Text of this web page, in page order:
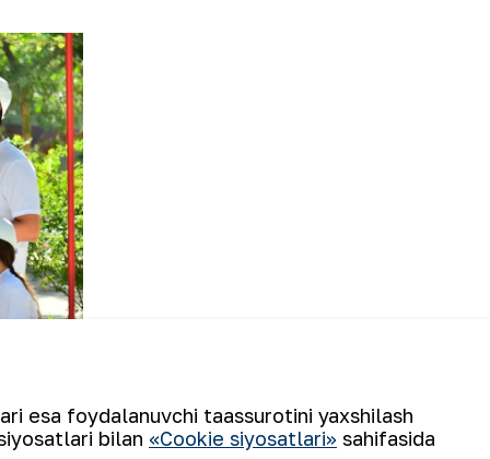
esa foydalanuvchi taassurotini yaxshilash
bilan «Cookie siyosatlari» sahifasida